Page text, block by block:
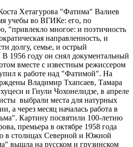
Хетагурова "Фатима" Валиев
учебы во ВГИКе: его, по
"привлекло многое: и поэтичность
направленность, и
долгу, семье, и острый
1956 году он снял документальный
вместе с известным режиссером
к работе над "Фатимой". На
Владимир Тхапсаев, Тамара
и Гиули Чохонелидзе, в апреле
выбрали места для натурных
а через месяц началась работа в
Картину посвятили 100-летию
премьера в октябре 1958 года
в столицах Северной и Южной
вышла на русском и грузинском